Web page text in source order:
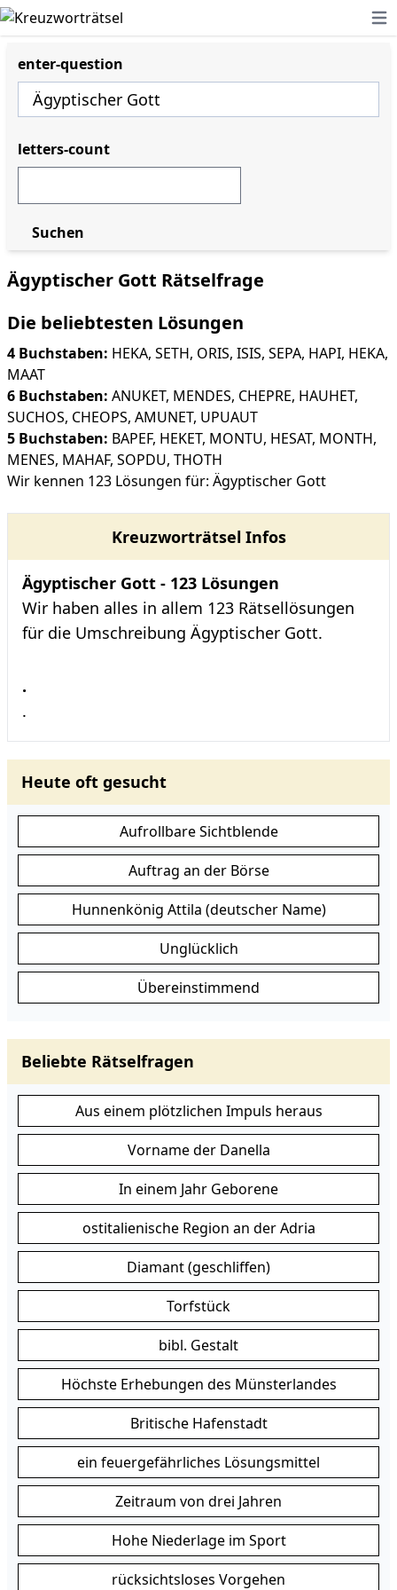
Ägyptischer Gott Rätselfrage
Die beliebtesten Lösungen
4 Buchstaben: HEKA, SETH, ORIS, ISIS, SEPA, HAPI, HEKA,
MAAT
6 Buchstaben: ANUKET, MENDES, CHEPRE, HAUHET,
SUCHOS, CHEOPS, AMUNET, UPUAUT
5 Buchstaben: BAPEF, HEKET, MONTU, HESAT, MONTH,
MENES, MAHAF, SOPDU, THOTH
Wir kennen 123 Lösungen für: Ägyptischer Gott
Kreuzworträtsel Infos
Ägyptischer Gott - 123 Lösungen
Wir haben alles in allem 123 Rätsellösungen
für die Umschreibung Ägyptischer Gott.
.
.
Heute oft gesucht
Aufrollbare Sichtblende
Auftrag an der Börse
Hunnenkönig Attila (deutscher Name)
Unglücklich
Übereinstimmend
Beliebte Rätselfragen
Aus einem plötzlichen Impuls heraus
Vorname der Danella
In einem Jahr Geborene
ostitalienische Region an der Adria
Diamant (geschliffen)
Torfstück
bibl. Gestalt
Höchste Erhebungen des Münsterlandes
Britische Hafenstadt
ein feuergefährliches Lösungsmittel
Zeitraum von drei Jahren
Hohe Niederlage im Sport
rücksichtsloses Vorgehen
enter-question
letters-count
Suchen